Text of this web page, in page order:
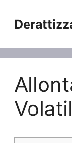
contenuto